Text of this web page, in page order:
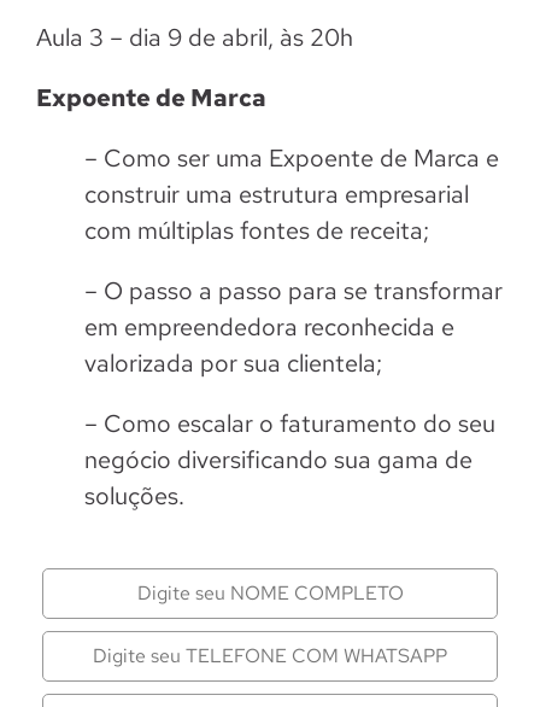
Aula 3 – dia 9 de abril, às 20h
Expoente de Marca
– Como ser uma Expoente de Marca e
construir uma estrutura empresarial
com múltiplas fontes de receita;
– O passo a passo para se transformar
em empreendedora reconhecida e
valorizada por sua clientela;
– Como escalar o faturamento do seu
negócio diversificando sua gama de
soluções.